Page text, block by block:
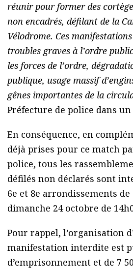
réunir pour former des
non encadrés, défilant de la
Vélodrome. Ces
troubles graves à l’ordre
les forces de l’ordre,
publique, usage massif
gênes importantes de la
Préfecture de police dans
En conséquence, en
déjà prises pour ce match
police, tous les
défilés non déclarés sont
6e et 8e arrondissements
dimanche 24 octobre de
Pour rappel, l’organisation
manifestation interdite est
d’emprisonnement et de 7